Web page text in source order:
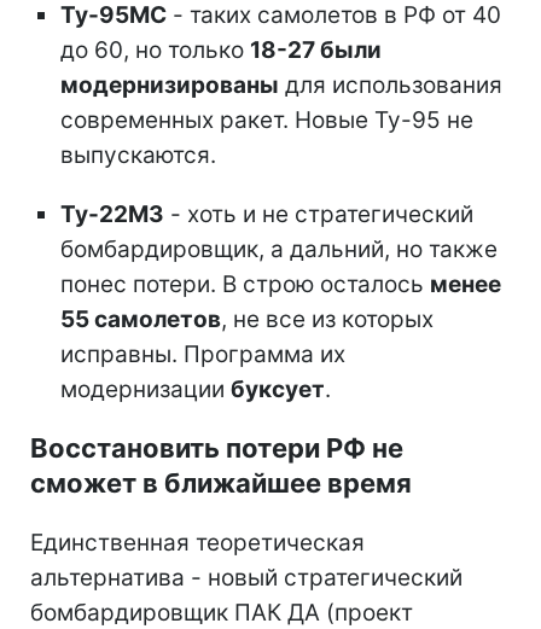
Ту-95МС - таких самолетов в РФ от 40
до 60, но только 18-27 были
модернизированы для использования
современных ракет. Новые Ту-95 не
выпускаются.
Ту-22М3 - хоть и не стратегический
бомбардировщик, а дальний, но также
понес потери. В строю осталось менее
55 самолетов, не все из которых
исправны. Программа их
модернизации буксует.
Восстановить потери РФ не
сможет в ближайшее время
Единственная теоретическая
альтернатива - новый стратегический
бомбардировщик ПАК ДА (проект